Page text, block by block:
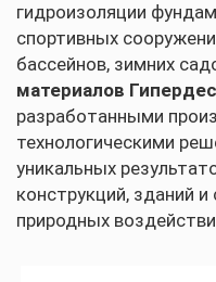
гидроизоляции
спортивных
бассейнов, зимних
материалов
разработанными
технологическими
уникальных
конструкций, зданий
природных